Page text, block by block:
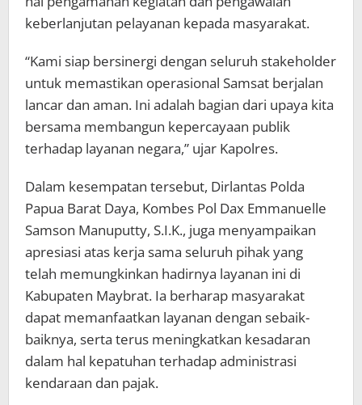
keberlanjutan pelayanan kepada masyarakat.
“Kami siap bersinergi dengan seluruh stakeholder
untuk memastikan operasional Samsat berjalan
lancar dan aman. Ini adalah bagian dari upaya kita
bersama membangun kepercayaan publik
terhadap layanan negara,” ujar Kapolres.
Dalam kesempatan tersebut, Dirlantas Polda
Papua Barat Daya, Kombes Pol Dax Emmanuelle
Samson Manuputty, S.I.K., juga menyampaikan
apresiasi atas kerja sama seluruh pihak yang
telah memungkinkan hadirnya layanan ini di
Kabupaten Maybrat. Ia berharap masyarakat
dapat memanfaatkan layanan dengan sebaik-
baiknya, serta terus meningkatkan kesadaran
dalam hal kepatuhan terhadap administrasi
kendaraan dan pajak.